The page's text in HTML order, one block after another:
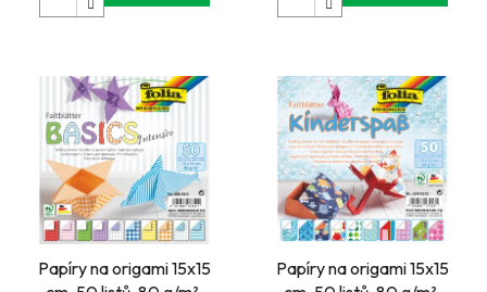
Papíry na origami 15x15
Papíry na origami 15x15